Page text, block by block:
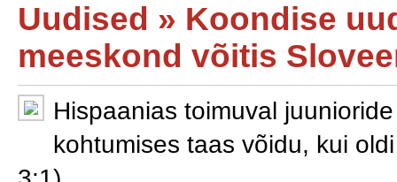
Uudised » Koondise
meeskond võitis
Hispaanias toimuval
kohtumises taas võidu, kui